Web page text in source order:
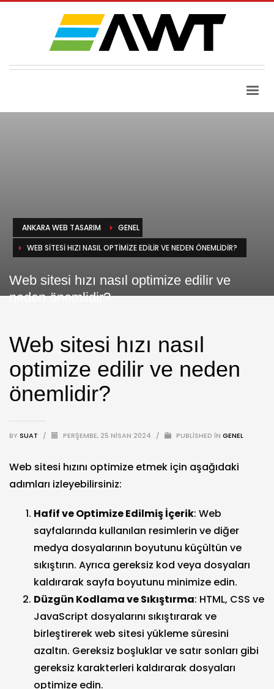
ANKARA WEB TASARIM
GENEL
WEB SITESI HIZI NASIL OPTIMIZE EDILIR VE NEDEN ÖNEMLIDIR?
Web sitesi hızı nasıl optimize edilir ve
neden önemlidir?
Web sitesi hızı nasıl
optimize edilir ve neden
önemlidir?
BYSUAT / PERŞEMBE, 25 NISAN 2024 / PUBLISHED IN GENEL
Web sitesi hızını optimize etmek için aşağıdaki
adımları izleyebilirsiniz:
Hafif ve Optimize Edilmiş İçerik: Web
sayfalarında kullanılan resimlerin ve diğer
medya dosyalarının boyutunu küçültün ve
sıkıştırın. Ayrıca gereksiz kod veya dosyaları
kaldırarak sayfa boyutunu minimize edin.
Düzgün Kodlama ve Sıkıştırma: HTML, CSS ve
JavaScript dosyalarını sıkıştırarak ve
birleştirerek web sitesi yükleme süresini
azaltın. Gereksiz boşluklar ve satır sonları gibi
gereksiz karakterleri kaldırarak dosyaları
optimize edin.